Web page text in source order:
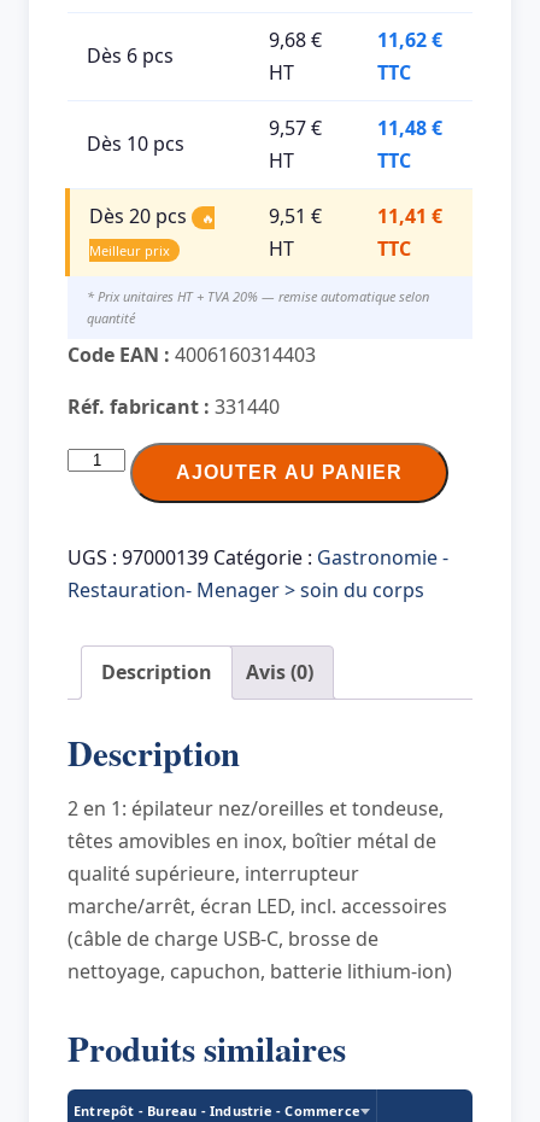
Dès 6 pcs
9,68 €
HT
11,62 €
TTC
Dès 10 pcs
9,57 €
HT
11,48 €
TTC
Dès 20 pcs
🔥
Meilleur prix
9,51 €
HT
11,41 €
TTC
* Prix unitaires HT + TVA 20% — remise automatique selon
quantité
Code EAN : 4006160314403
Réf. fabricant : 331440
quantité
CARE
Tondeuse
et
oreilles
NE
gris
AJOUTER AU PANIER
UGS : 97000139 Catégorie : Gastronomie -
Restauration- Menager > soin du corps
Description Avis (0)
Description
2 en 1: épilateur nez/oreilles et tondeuse,
têtes amovibles en inox, boîtier métal de
qualité supérieure, interrupteur
marche/arrêt, écran LED, incl. accessoires
(câble de charge USB-C, brosse de
nettoyage, capuchon, batterie lithium-ion)
Produits similaires
Entrepôt - Bureau - Industrie - Commerce